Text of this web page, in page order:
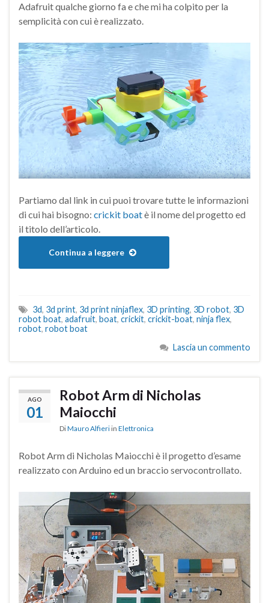
Adafruit qualche giorno fa e che mi ha colpito per la
semplicità con cui è realizzato.
Partiamo dal link in cui puoi trovare tutte le informazioni
di cui hai bisogno: crickit boatè il nome del progetto ed
il titolo dell’articolo.
Continua a leggere
3d, 3d print, 3d print ninjaflex, 3D printing, 3D robot, 3D
robot boat, adafruit, boat, crickit, crickit-boat, ninja flex,
robot, robot boat
Lascia un commento
AGO
01
Robot Arm di Nicholas
Maiocchi
DiMauro Alfieri in Elettronica
Robot Arm di Nicholas Maiocchi è il progetto d’esame
realizzato con Arduino ed un braccio servocontrollato.